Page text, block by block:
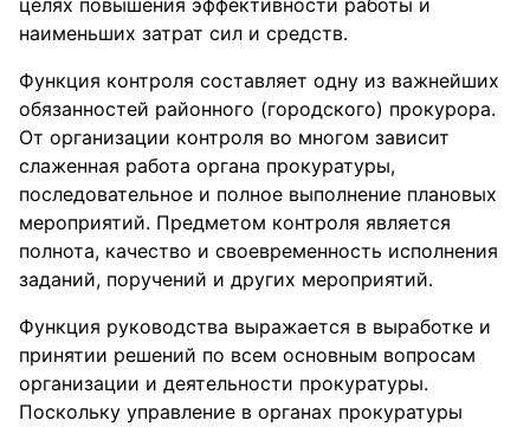
целях повышения эффективности работы и
наименьших затрат сил и средств.
Функция контроля составляет одну из важнейших
обязанностей районного (городского) прокурора.
От организации контроля во многом зависит
слаженная работа органа прокуратуры,
последовательное и полное выполнение плановых
мероприятий. Предметом контроля является
полнота, качество и своевременность исполнения
заданий, поручений и других мероприятий.
Функция руководства выражается в выработке и
принятии решений по всем основным вопросам
организации и деятельности прокуратуры.
Поскольку управление в органах прокуратуры